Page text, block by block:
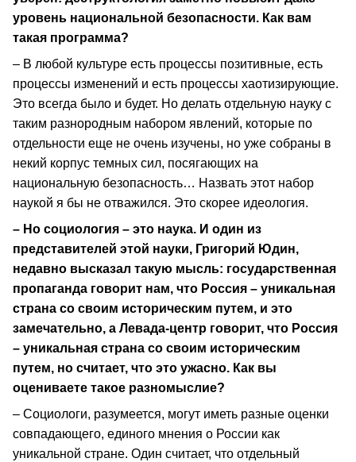
уровень национальной безопасности. Как вам
такая программа?
– В любой культуре есть процессы позитивные, есть
процессы изменений и есть процессы хаотизирующие.
Это всегда было и будет. Но делать отдельную науку с
таким разнородным набором явлений, которые по
отдельности еще не очень изучены, но уже собраны в
некий корпус темных сил, посягающих на
национальную безопасность… Назвать этот набор
наукой я бы не отважился. Это скорее идеология.
– Но социология – это наука. И один из
представителей этой науки, Григорий Юдин,
недавно высказал такую мысль: государственная
пропаганда говорит нам, что Россия – уникальная
страна со своим историческим путем, и это
замечательно, а Левада-центр говорит, что Россия
– уникальная страна со своим историческим
путем, но считает, что это ужасно. Как вы
оцениваете такое разномыслие?
– Социологи, разумеется, могут иметь разные оценки
совпадающего, единого мнения о России как
уникальной стране. Один считает, что отдельный